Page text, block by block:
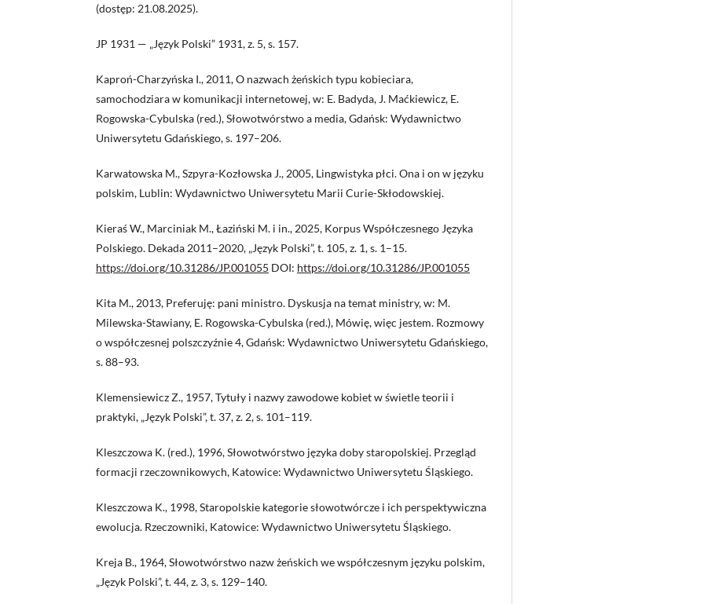
(dostęp: 21.08.2025).
JP 1931 — „Język Polski” 1931, z. 5, s. 157.
Kaproń-Charzyńska I., 2011, O nazwach żeńskich typu kobieciara,
samochodziara w komunikacji internetowej, w: E. Badyda, J. Maćkiewicz, E.
Rogowska-Cybulska (red.), Słowotwórstwo a media, Gdańsk: Wydawnictwo
Uniwersytetu Gdańskiego, s. 197–206.
Karwatowska M., Szpyra-Kozłowska J., 2005, Lingwistyka płci. Ona i on w języku
polskim, Lublin: Wydawnictwo Uniwersytetu Marii Curie-Skłodowskiej.
Kieraś W., Marciniak M., Łaziński M. i in., 2025, Korpus Współczesnego Języka
Polskiego. Dekada 2011–2020, „Język Polski”, t. 105, z. 1, s. 1–15.
https://doi.org/10.31286/JP.001055 DOI: https://doi.org/10.31286/JP.001055
Kita M., 2013, Preferuję: pani ministro. Dyskusja na temat ministry, w: M.
Milewska-Stawiany, E. Rogowska-Cybulska (red.), Mówię, więc jestem. Rozmowy
o współczesnej polszczyźnie 4, Gdańsk: Wydawnictwo Uniwersytetu Gdańskiego,
s. 88–93.
Klemensiewicz Z., 1957, Tytuły i nazwy zawodowe kobiet w świetle teorii i
praktyki, „Język Polski”, t. 37, z. 2, s. 101–119.
Kleszczowa K. (red.), 1996, Słowotwórstwo języka doby staropolskiej. Przegląd
formacji rzeczownikowych, Katowice: Wydawnictwo Uniwersytetu Śląskiego.
Kleszczowa K., 1998, Staropolskie kategorie słowotwórcze i ich perspektywiczna
ewolucja. Rzeczowniki, Katowice: Wydawnictwo Uniwersytetu Śląskiego.
Kreja B., 1964, Słowotwórstwo nazw żeńskich we współczesnym języku polskim,
„Język Polski”, t. 44, z. 3, s. 129–140.